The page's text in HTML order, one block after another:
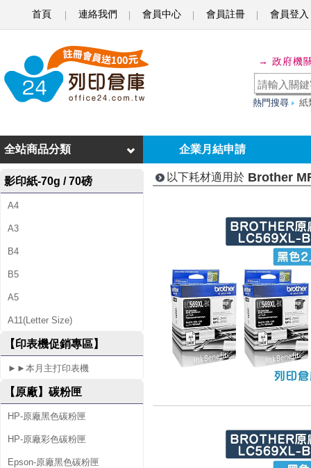
首頁 連絡我們 會員中心 會員註冊 會員登入
o
h
e
r
M
F
5
2
0
→ 政府機
熱門搜尋 紙
企業月結申請
全站商品分類
影印紙-70g / 70磅
A4
A3
B4
B5
A5
A11(Letter Size)
【印表機促銷專區】
►►本月主打印表機
【原廠】碳粉匣
HP-原廠黑色碳粉匣
HP-原廠彩色碳粉匣
Epson-原廠黑色碳粉匣
以下耗材適用於 Brother